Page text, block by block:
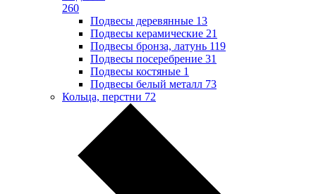
260
Подвесы деревянные 13
Подвесы керамические 21
Подвесы бронза, латунь 119
Подвесы посеребрение 31
Подвесы костяные 1
Подвесы белый металл 73
Кольца, перстни 72